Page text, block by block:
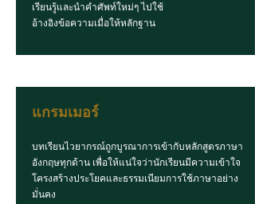
เรียนรู้และนำคำศัพท์ใหม่ๆ ไปใช้
อ้างอิงข้อความเมื่อให้หลักฐาน
แกรมเมอร์
บทเรียนไวยากรณ์ถูกบูรณาการเข้ากับหลักสูตรภาษา
อังกฤษทุกด้าน เพื่อให้แน่ใจว่านักเรียนมีความเข้าใจ
โครงสร้างประโยคและธรรมเนียมการใช้ภาษาอย่าง
มั่นคง